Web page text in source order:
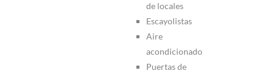
de locales
Escayolistas
Aire
acondicionado
Puertas de